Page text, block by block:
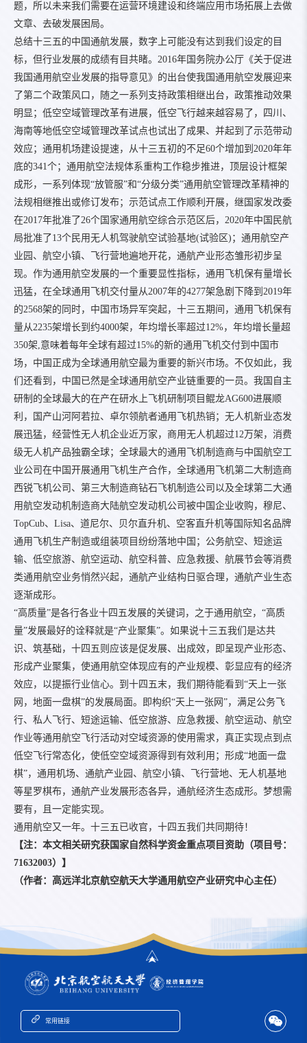
题，所以未来我们需要在运营环境建设和终端应用市场拓展上去做
文章、去破发展困局。
总结十三五的中国通航发展，数字上可能没有达到我们设定的目
标，但行业发展的成绩有目共睹。2016年国务院办公厅《关于促进
我国通用航空业发展的指导意见》的出台使我国通用航空发展迎来
了第二个政策风口，随之一系列支持政策相继出台，政策推动效果
明显；低空空域管理改革有进展，低空飞行越来越容易了，四川、
海南等地低空空域管理改革试点也试出了成果、并起到了示范带动
效应；通用机场建设提速，从十三五初的不足60个增加到2020年年
底的341个；通用航空法规体系重构工作稳步推进，顶层设计框架
成形，一系列体现“放管服”和“分级分类”通用航空管理改革精神的
法规相继推出或修订发布；示范试点工作顺利开展，继国家发改委
在2017年批准了26个国家通用航空综合示范区后，2020年中国民航
局批准了13个民用无人机驾驶航空试验基地(试验区)；通用航空产
业园、航空小镇、飞行营地遍地开花，通航产业形态雏形初步呈
现。作为通用航空发展的一个重要显性指标，通用飞机保有量增长
迅猛，在全球通用飞机交付量从2007年的4277架急剧下降到2019年
的2568架的同时，中国市场异军突起，十三五期间，通用飞机保有
量从2235架增长到约4000架，年均增长率超过12%，年均增长量超
350架,意味着每年全球有超过15%的新的通用飞机交付到中国市
场，中国正成为全球通用航空最为重要的新兴市场。不仅如此，我
们还看到，中国已然是全球通用航空产业链重要的一员。我国自主
研制的全球最大的在产在研水上飞机研制项目鲲龙AG600进展顺
利，国产山河阿若拉、卓尔领航者通用飞机热销；无人机新业态发
展迅猛，经营性无人机企业近万家，商用无人机超过12万架，消费
级无人机产品独霸全球；全球最大的通用飞机制造商与中国航空工
业公司在中国开展通用飞机生产合作，全球通用飞机第二大制造商
西锐飞机公司、第三大制造商钻石飞机制造公司以及全球第二大通
用航空发动机制造商大陆航空发动机公司被中国企业收购，穆尼、
TopCub、Lisa、道尼尔、贝尔直升机、空客直升机等国际知名品牌
通用飞机生产制造或组装项目纷纷落地中国；公务航空、短途运
输、低空旅游、航空运动、航空科普、应急救援、航展节会等消费
类通用航空业务悄然兴起，通航产业结构日驱合理，通航产业生态
逐渐成形。
“高质量”是各行各业十四五发展的关键词，之于通用航空，“高质
量”发展最好的诠释就是“产业聚集”。如果说十三五我们是达共
识、筑基础，十四五则应该是促发展、出成效，即呈现产业形态、
形成产业聚集，使通用航空体现应有的产业规模、彰显应有的经济
效应，以提振行业信心。到十四五末，我们期待能看到“天上一张
网，地面一盘棋”的发展局面。即构织“天上一张网”，满足公务飞
行、私人飞行、短途运输、低空旅游、应急救援、航空运动、航空
作业等通用航空飞行活动对空域资源的使用需求，真正实现点到点
低空飞行常态化，使低空空域资源得到有效利用；形成“地面一盘
棋”，通用机场、通航产业园、航空小镇、飞行营地、无人机基地
等星罗棋布，通航产业发展形态各异，通航经济生态成形。梦想需
要有，且一定能实现。
通用航空又一年。十三五已收官，十四五我们共同期待！
【注：本文相关研究获国家自然科学资金重点项目资助（项 目 号：
71632003）】
（作者：高远洋北京航空航天大学通用航空产业研究中心主任）
常用链接